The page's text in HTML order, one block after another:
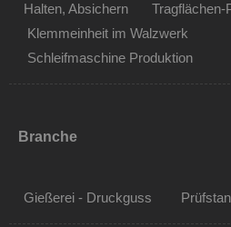
Halten, Absichern
Tragflächen-
Klemmeinheit im Walzwerk
Schleifmaschine Produktion
Branche
Gießerei - Druckguss